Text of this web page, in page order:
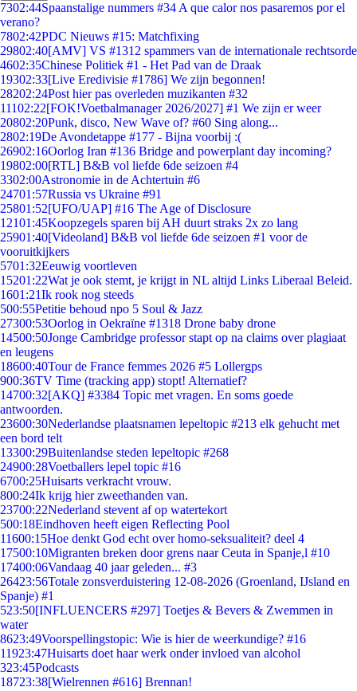
7302:44Spaanstalige nummers #34 A que calor nos pasaremos por el
verano?
7802:42PDC Nieuws #15: Matchfixing
29802:40[AMV] VS #1312 spammers van de internationale rechtsorde
4602:35Chinese Politiek #1 - Het Pad van de Draak
19302:33[Live Eredivisie #1786] We zijn begonnen!
28202:24Post hier pas overleden muzikanten #32
11102:22[FOK!Voetbalmanager 2026/2027] #1 We zijn er weer
20802:20Punk, disco, New Wave of? #60 Sing along...
2802:19De Avondetappe #177 - Bijna voorbij :(
26902:16Oorlog Iran #136 Bridge and powerplant day incoming?
19802:00[RTL] B&B vol liefde 6de seizoen #4
3302:00Astronomie in de Achtertuin #6
24701:57Russia vs Ukraine #91
25801:52[UFO/UAP] #16 The Age of Disclosure
12101:45Koopzegels sparen bij AH duurt straks 2x zo lang
25901:40[Videoland] B&B vol liefde 6de seizoen #1 voor de
vooruitkijkers
5701:32Eeuwig voortleven
15201:22Wat je ook stemt, je krijgt in NL altijd Links Liberaal Beleid.
1601:21Ik rook nog steeds
500:55Petitie behoud npo 5 Soul & Jazz
27300:53Oorlog in Oekraïne #1318 Drone baby drone
14500:50Jonge Cambridge professor stapt op na claims over plagiaat
en leugens
18600:40Tour de France femmes 2026 #5 Lollergps
900:36TV Time (tracking app) stopt! Alternatief?
14700:32[AKQ] #3384 Topic met vragen. En soms goede
antwoorden.
23600:30Nederlandse plaatsnamen lepeltopic #213 elk gehucht met
een bord telt
13300:29Buitenlandse steden lepeltopic #268
24900:28Voetballers lepel topic #16
6700:25Huisarts verkracht vrouw.
800:24Ik krijg hier zweethanden van.
23700:22Nederland stevent af op watertekort
500:18Eindhoven heeft eigen Reflecting Pool
11600:15Hoe denkt God echt over homo-seksualiteit? deel 4
17500:10Migranten breken door grens naar Ceuta in Spanje,l #10
17400:06Vandaag 40 jaar geleden... #3
26423:56Totale zonsverduistering 12-08-2026 (Groenland, IJsland en
Spanje) #1
523:50[INFLUENCERS #297] Toetjes & Bevers & Zwemmen in
water
8623:49Voorspellingstopic: Wie is hier de weerkundige? #16
11923:47Huisarts doet haar werk onder invloed van alcohol
323:45Podcasts
18723:38[Wielrennen #616] Brennan!